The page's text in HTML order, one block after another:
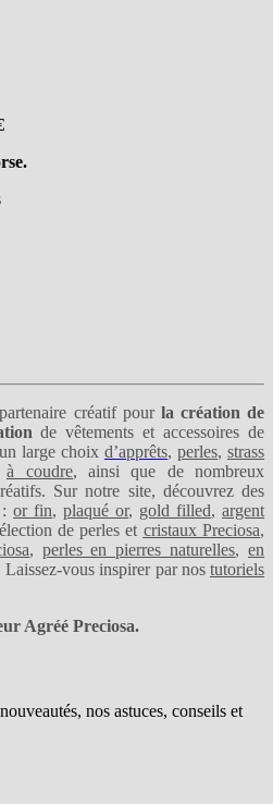
créatif pourla création de
de vêtements et accessoires de
large choix d’apprêts, perles, strass
à coudre, ainsi que de nombreux
Sur notre site, découvrez des
or fin, plaqué or, gold filled, argent
de perles et cristaux Preciosa,
, perles en pierres naturelles, en
Laissez-vous inspirer par nostutoriels
Agréé Preciosa.
nos astuces, conseils et